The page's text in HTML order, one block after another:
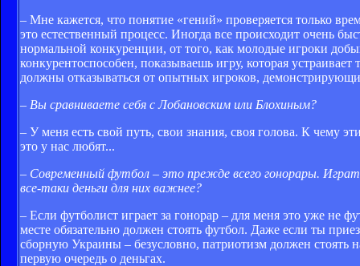
– Мне кажется, что понятие «гений» проверяется только
это естественный процесс. Иногда все происходит очень
нормальной конкуренции, от того, как молодые игроки
конкурентоспособен, показываешь игру, которая
должны отказываться от опытных игроков,
– Вы сравниваете себя с Лобановским или Блохиным?
– У меня есть свой путь, свои знания, своя голова. К чему
это у нас любят...
– Современный футбол – это прежде всего гонорары.
все-таки деньги для них важнее?
– Если футболист играет за гонорар – для меня это уже не
месте обязательно должен стоять футбол. Даже если ты
сборную Украины – безусловно, патриотизм должен стоять
первую очередь о деньгах.